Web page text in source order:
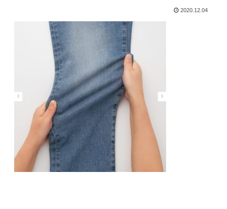
2020.12.04